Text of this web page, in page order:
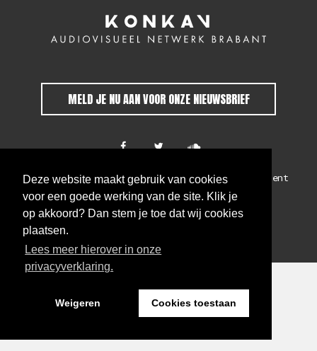
Deze website maakt gebruik van cookies
voor een goede werking van de site. Klik je
op akkoord? Dan stem je toe dat wij cookies
plaatsen.
Lees meer hierover in onze
privacyverklaring.
Weigeren Cookies toestaan
MELD JE NU AAN VOOR ONZE NIEUWSBRIEF
Colofon Algemene voorwaarden Privacy statement
WEBSITE BY THE CRE8ION.LAB